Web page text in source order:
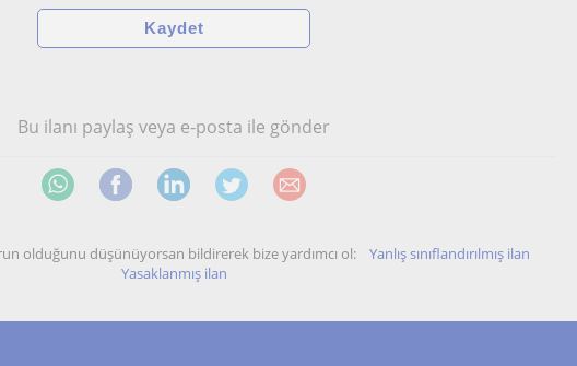
Bu ilanı paylaş veya e-posta ile gönder
olduğunu düşünüyorsan bildirerek bize yardımcı ol: Yanlış sınıflandırılmış ilan
Yasaklanmış ilan